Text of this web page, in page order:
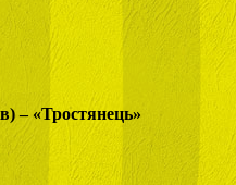
– «Тростянець»